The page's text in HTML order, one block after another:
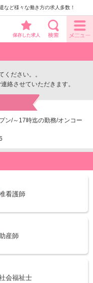
など様々な働き方の求人多数！
保存した求人
ださい。。
絡させていただきます。
ン/～17時迄の勤務/オンコー
看護師
助産師
会福祉士